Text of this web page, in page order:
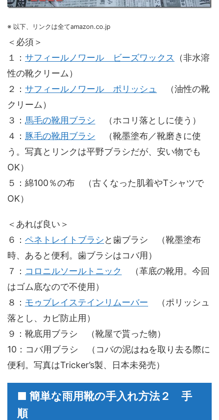
※ 以下、リンクは全てamazon.co.jp
＜必須＞
１： サフィールノワール ビーズワックス
（非水溶
性の靴クリーム）
２： サフィールノワール ポリッシュ
（油性の靴
クリーム）
３： 馬毛の靴用ブラシ （ホコリ落としに使う）
４： 豚毛の靴用ブラシ （靴墨塗布／靴磨きに使
う。写真とリンクは平野ブラシだが、安い物でも
OK）
５：綿100％の布 （古くなった肌着やTシャツで
OK）
＜あれば良い＞
６： ペネトレイトブラシと歯ブラシ （靴墨塗布
時、あると便利。歯ブラシはコバ用）
７： コロニルソールトニック
（革底の靴用。今回
はゴム底なので不使用）
８： モゥブレイステインリムーバー （ポリッシュ
落とし、カビ防止用）
９：靴底用ブラシ （靴屋で貰った物）
10：コバ用ブラシ （コバの泥はねを取り去る際に
便利。写真はTricker’s製、日本未発売）
■ 簡単な雨用靴の手入れ方法２ 手
順